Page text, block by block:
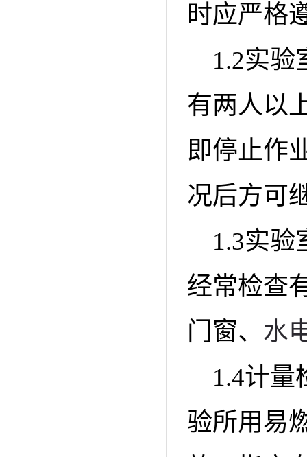
时应严格
1.2实验
有两人以
即停止作
况后方可
1.3实验
经常检查
门窗、 水
1.4计量
验所用易